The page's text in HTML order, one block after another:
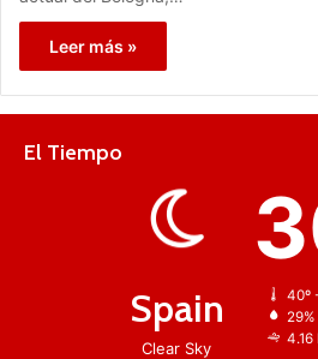
Leer más »
El Tiempo
Spain
Clear Sky
40º
29%
4.16